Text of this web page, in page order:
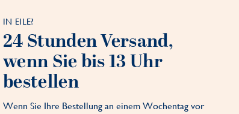
IN EILE?
24 Stunden Versand,
wenn Sie bis 13 Uhr
bestellen
Wenn Sie Ihre Bestellung an einem Wochentag vor